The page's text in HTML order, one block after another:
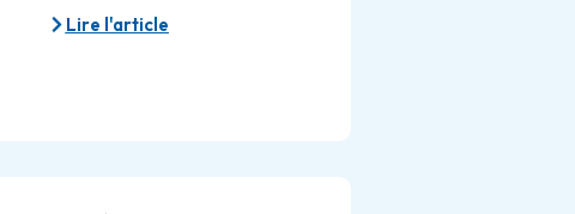
Lire l'article